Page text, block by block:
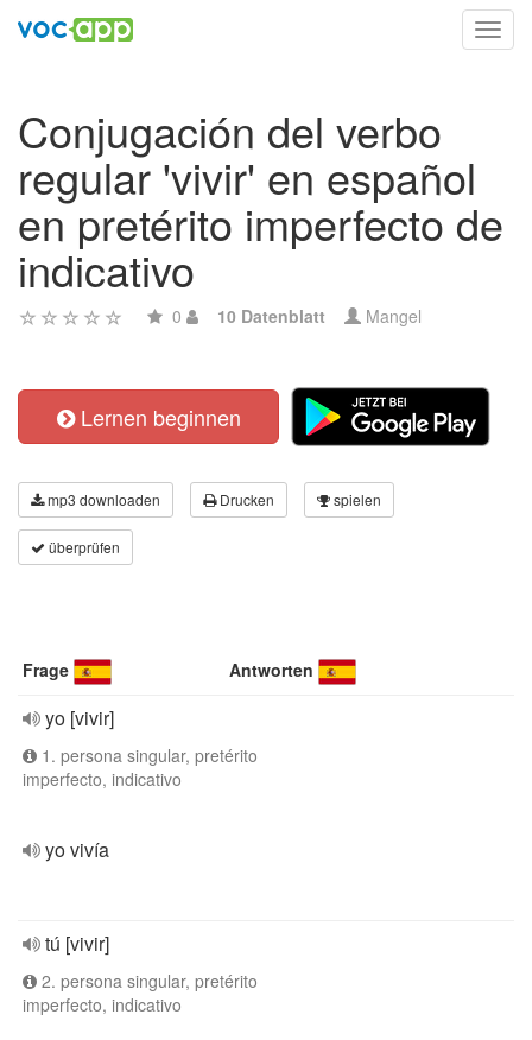
Conjugación del verbo
regular 'vivir' en español
en pretérito imperfecto de
indicativo
0 10 Datenblatt Mangel
Lernen beginnen
mp3 downloaden Drucken spielen
überprüfen
Frage Antworten
yo [vivir]
1. persona singular, pretérito
imperfecto, indicativo
yo vivía
tú [vivir]
2. persona singular, pretérito
imperfecto, indicativo